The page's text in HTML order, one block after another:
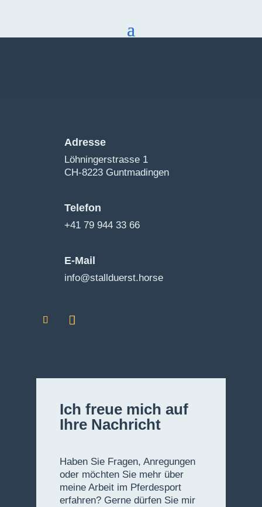
Adresse
Löhningerstrasse 1
CH-8223 Guntmadingen
Telefon
+41 79 944 33 66
E-Mail
info@stallduerst.horse
Ich freue mich auf
Ihre Nachricht
Haben Sie Fragen, Anregungen
oder möchten Sie mehr über
meine Arbeit im Pferdesport
erfahren? Gerne dürfen Sie mir